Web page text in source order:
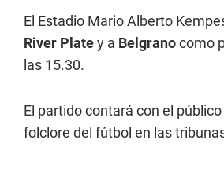
El Estadio Mario Alberto
River Platey a Belgranocomo
las 15.30.
El partido contará con el
folclore del fútbol en las